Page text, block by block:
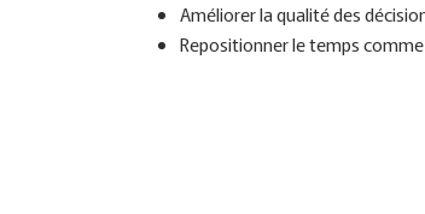
Améliorer la qualité des
Repositionner le temps